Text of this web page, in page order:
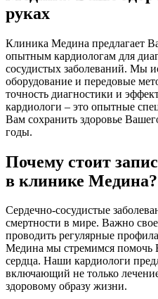
руках
Клиника Медина предлагает
опытным кардиологам для
сосудистых заболеваний. Мы
оборудование и передовые
точность диагностики и
кардиологи – это опытные
Вам сохранить здоровье
годы.
Почему стоит
в клинике Медина?
Сердечно-сосудистые
смертности в мире. Важно
проводить регулярные
Медина мы стремимся помочь
сердца. Наши кардиологи
включающий не только
здоровому образу жизни.